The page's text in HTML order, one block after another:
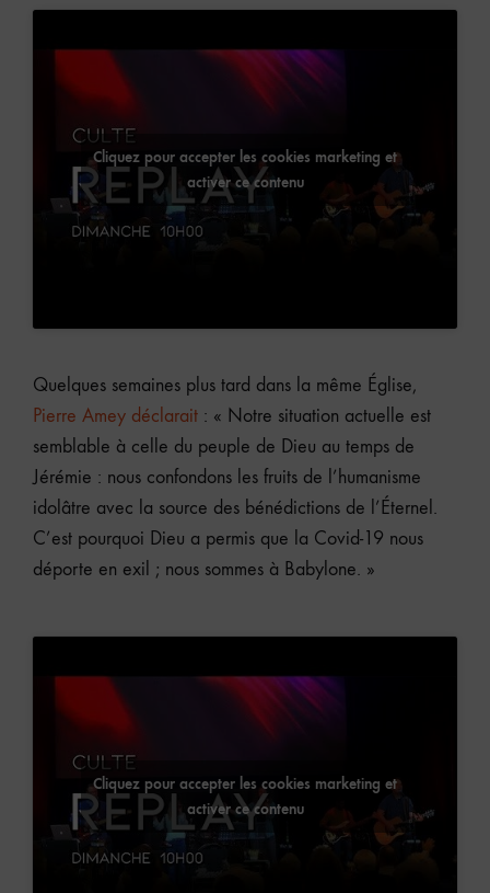
Cliquez pour accepter les cookies marketing et
activer ce contenu
Quelques semaines plus tard dans la même Église,
Pierre Amey déclarait : « Notre situation actuelle est
semblable à celle du peuple de Dieu au temps de
Jérémie : nous confondons les fruits de l’humanisme
idolâtre avec la source des bénédictions de l’Éternel.
C’est pourquoi Dieu a permis que la Covid-19 nous
déporte en exil ; nous sommes à Babylone. »
Cliquez pour accepter les cookies marketing et
activer ce contenu